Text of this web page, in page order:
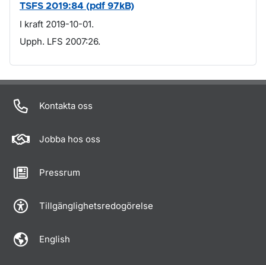
TSFS 2019:84 (pdf 97kB)
I kraft 2019-10-01.
Upph. LFS 2007:26.
Om sidan
Kontakta oss
Jobba hos oss
Pressrum
Tillgänglighetsredogörelse
English